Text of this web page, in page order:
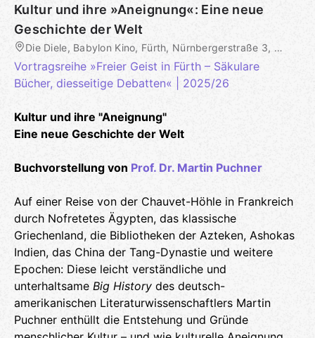
Kultur und ihre »Aneignung«: Eine neue
Geschichte der Welt
Die Diele, Babylon Kino, Fürth, Nürnbergerstraße 3, Fürth, DE
Vortragsreihe »Freier Geist in Fürth – Säkulare
Bücher, diesseitige Debatten« | 2025/26
Kultur und ihre "Aneignung"
Eine neue Geschichte der Welt
Buchvorstellung von Prof. Dr. Martin Puchner
Auf einer Reise von der Chauvet-Höhle in Frankreich
durch Nofretetes Ägypten, das klassische
Griechenland, die Bibliotheken der Azteken, Ashokas
Indien, das China der Tang-Dynastie und weitere
Epochen: Diese leicht verständliche und
unterhaltsame Big History des deutsch-
amerikanischen Literaturwissenschaftlers Martin
Puchner enthüllt die Entstehung und Gründe